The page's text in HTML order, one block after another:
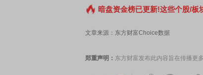
暗盘资金榜已更新!这些个股/板
文章来源：东方财富Choice数据
郑重声明： 东方财富发布此内容旨在传播更